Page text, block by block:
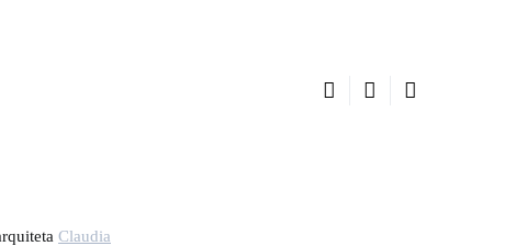
Claudia